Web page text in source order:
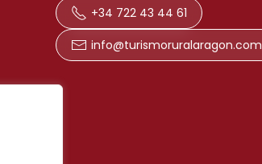
+34 722 43 44 61
info@turismoruralaragon.com